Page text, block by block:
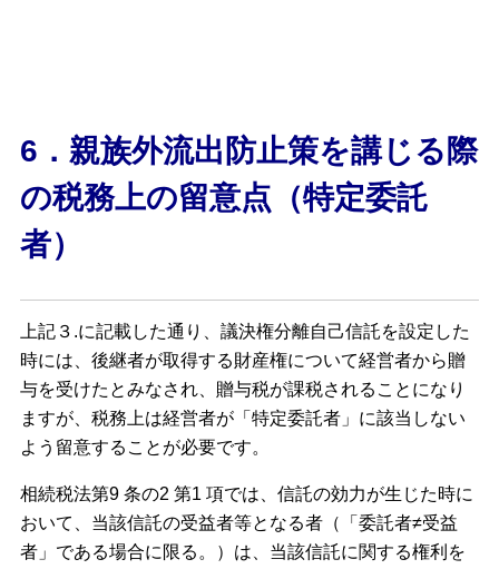
6．親族外流出防止策を講じる際
の税務上の留意点（特定委託
者）
上記３.に記載した通り、議決権分離自己信託を設定した
時には、後継者が取得する財産権について経営者から贈
与を受けたとみなされ、贈与税が課税されることになり
ますが、税務上は経営者が「特定委託者」に該当しない
よう留意することが必要です。
相続税法第9 条の2 第1 項では、信託の効力が生じた時に
おいて、当該信託の受益者等となる者（「委託者≠受益
者」である場合に限る。）は、当該信託に関する権利を